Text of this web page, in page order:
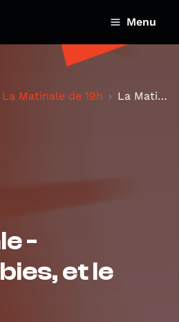
Menu
La Matinale de 19h La Matinale - LGBTphobies, et le Festiwall
-
et le